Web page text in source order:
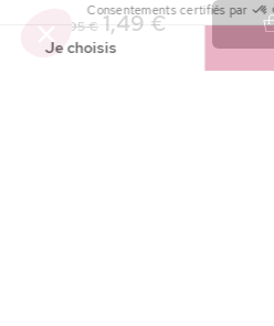
4,95 € 1,49 €
Achetez maintenant,
Consentements certifiés
Je choisis